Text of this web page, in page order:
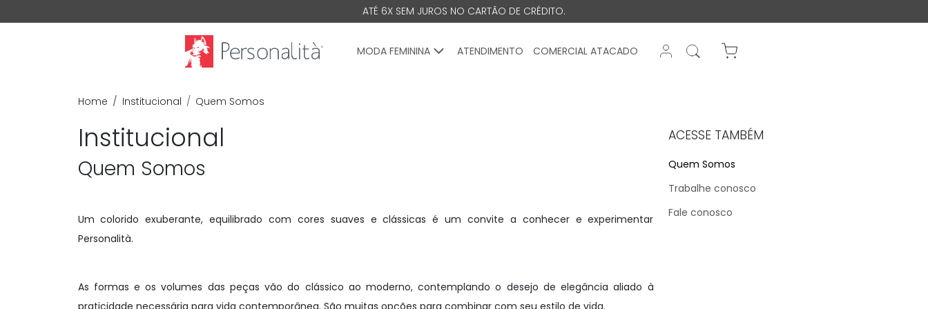
ATÉ 6X SEM JUROS NO CARTÃO DE CRÉDITO.
MODA FEMININA ATENDIMENTO COMERCIAL ATACADO ENTRAR NA SUA CONTA
0 Itens
Home Institucional Quem Somos
Institucional
Quem Somos
Um colorido exuberante, equilibrado com cores suaves e clássicas é um convite a conhecer e experimentar
Personalità.
As formas e os volumes das peças vão do clássico ao moderno, contemplando o desejo de elegância aliado à
praticidade necessária para vida contemporânea. São muitas opções para combinar com seu estilo de vida.
ACESSE TAMBÉM
Quem Somos
Trabalhe conosco
Fale conosco